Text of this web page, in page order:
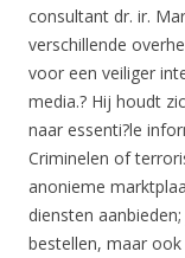
consultant dr. ir.
verschillende
voor een veiliger
media.? Hij houdt
naar essenti?le
Criminelen of
anonieme
diensten
bestellen, maar